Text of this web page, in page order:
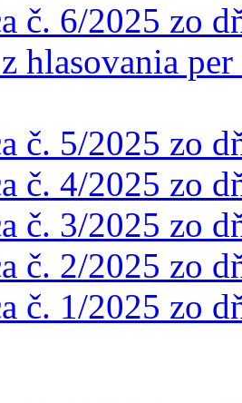
č. 6/2025 zo
hlasovania
č. 5/2025 zo
č. 4/2025 zo
č. 3/2025 zo
č. 2/2025 zo
č. 1/2025 zo